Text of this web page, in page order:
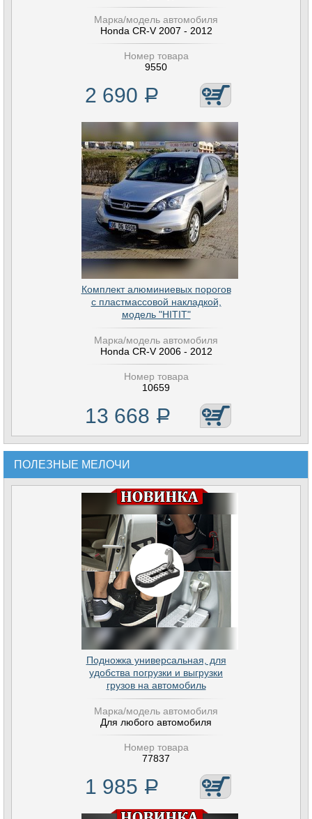
Марка/модель автомобиля
Honda CR-V 2007 - 2012
Номер товара
9550
2 690 Р
Комплект алюминиевых порогов
с пластмассовой накладкой,
модель "HITIT"
Марка/модель автомобиля
Honda CR-V 2006 - 2012
Номер товара
10659
13 668 Р
ПОЛЕЗНЫЕ МЕЛОЧИ
Подножка универсальная, для
удобства погрузки и выгрузки
грузов на автомобиль
Марка/модель автомобиля
Для любого автомобиля
Номер товара
77837
1 985 Р